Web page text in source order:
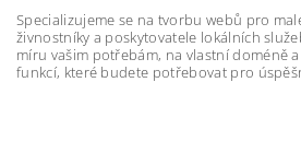
Specializujeme se na tvorbu webů pro
živnostníky a poskytovatele lokálních
míru vašim potřebám, na vlastní doméně
funkcí, které budete potřebovat pro